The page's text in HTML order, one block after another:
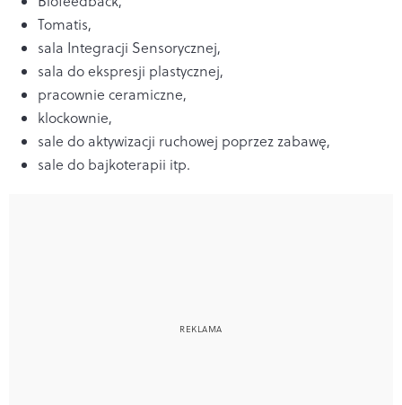
Tomatis,
sala Integracji Sensorycznej,
sala do ekspresji plastycznej,
pracownie ceramiczne,
klockownie,
sale do aktywizacji ruchowej poprzez zabawę,
sale do bajkoterapii itp.